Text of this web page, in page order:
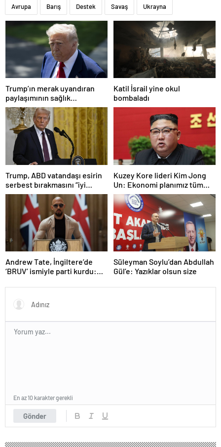
Avrupa Barış Destek Savaş Ukrayna
Trump’ın merak uyandıran
paylaşımının sağlık
sistemiyle ilgili kararname
olduğu anlaşıldı
Katil İsrail yine okul
bombaladı
Trump, ABD vatandaşı esirin
serbest bırakmasını “iyi
niyetle atılmış bir adım”
olarak değerlendirdi
Kuzey Kore lideri Kim Jong
Un: Ekonomi planımız tüm
sektörlerde başarısız oldu
Andrew Tate, İngiltere’de
‘BRUV’ ismiyle parti kurdu:
propagandasını
yasaklayacağız’
Süleyman Soylu’dan Abdullah
Gül’e: Yazıklar olsun size
Gönder
En az 10 karakter gerekli